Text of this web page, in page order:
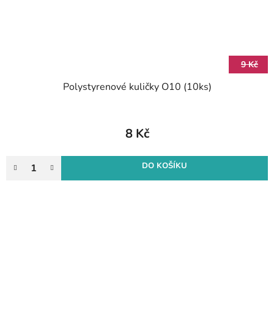
9 Kč
Polystyrenové kuličky O10 (10ks)
8 Kč
DO KOŠÍKU